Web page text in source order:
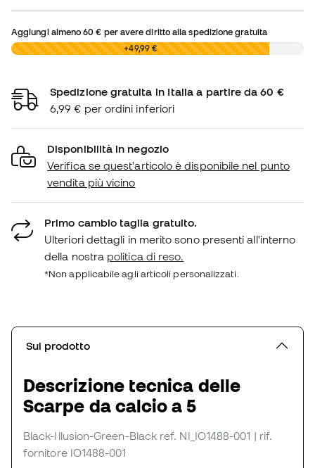
Aggiungi almeno60 € per avere diritto alla spedizione gratuita
0,00 € +49,99 €
Spedizione gratuita in Italia a partire da 60 €
6,99 € per ordini inferiori
Disponibilità in negozio
Verifica se quest'articolo è disponibile nel punto
vendita più vicino
Primo cambio taglia gratuito.
Ulteriori dettagli in merito sono presenti all'interno
della nostra politica di reso.
*Non applicabile agli articoli personalizzati.
Sul prodotto
Descrizione tecnica delle
Scarpe da calcio a 5
Black-Illusion-Green-Black ref. NI_IO1488-001 | rif.
fornitore IO1488-001